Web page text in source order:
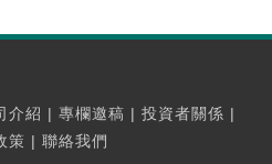
介紹 | 專欄邀稿 | 投資者關係 |
策 | 聯絡我們